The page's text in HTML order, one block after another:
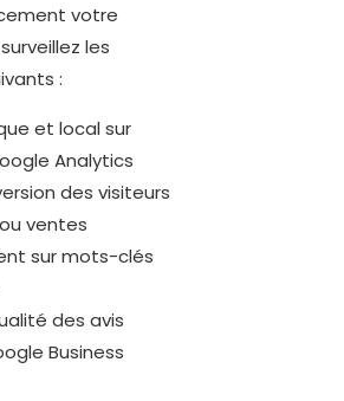
votre
les
:
et local sur
Analytics
des visiteurs
ventes
sur mots-clés
des avis
Business